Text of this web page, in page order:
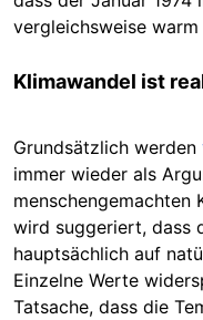
vergleichsweise warm
Klimawandel ist
Grundsätzlich werden
immer wieder als
menschengemachten
wird suggeriert, dass
hauptsächlich auf
Einzelne Werte
Tatsache, dass die